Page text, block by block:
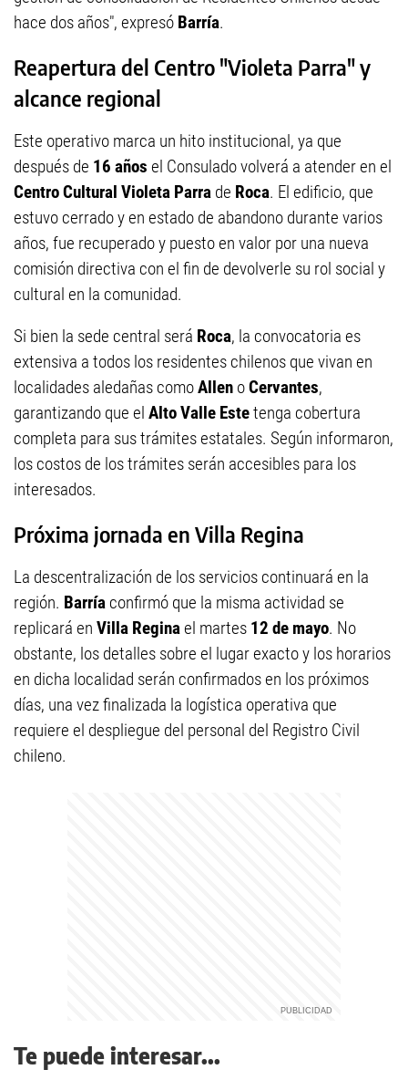
hace dos años", expresó Barría.
Reapertura del Centro "Violeta Parra" y
alcance regional
Este operativo marca un hito institucional, ya que
después de 16 años el Consulado volverá a atender en el
Centro Cultural Violeta Parra de Roca. El edificio, que
estuvo cerrado y en estado de abandono durante varios
años, fue recuperado y puesto en valor por una nueva
comisión directiva con el fin de devolverle su rol social y
cultural en la comunidad.
Si bien la sede central será Roca, la convocatoria es
extensiva a todos los residentes chilenos que vivan en
localidades aledañas comoAllen oCervantes,
garantizando que el Alto Valle Estetenga cobertura
completa para sus trámites estatales. Según informaron,
los costos de los trámites serán accesibles para los
interesados.
Próxima jornada en Villa Regina
La descentralización de los servicios continuará en la
región. Barría confirmó que la misma actividad se
replicará en Villa Reginael martes 12 de mayo. No
obstante, los detalles sobre el lugar exacto y los horarios
en dicha localidad serán confirmados en los próximos
días, una vez finalizada la logística operativa que
requiere el despliegue del personal del Registro Civil
chileno.
Te puede interesar...